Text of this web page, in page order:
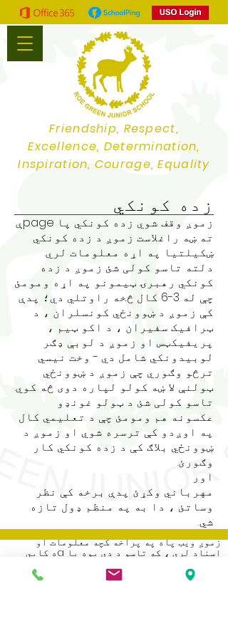
Friendship, Respect,
Excellence, Determination,
Inspiration, Courage, Equality
زده کونکي
زموږ وقف شوي زده کونکي پا pageې
ته ښه راغلاست زموږ د زده کونکي
ښکیلتیا په اړه معلومات لري.
دلته تاسو کولی شئ زموږ د زده
کونکي رهبرۍ ټیمونو په اړه ومومئ
چې له 3-6 کال څخه راوتلي دي؛ پدې
کې زموږ د ښوونځي کونسلران ، د
ټرافیک سفیران ، د اکو ټیم ،
پریفیکټس او زموږ د لوبې ډګر
لوبیدونکي شامل دي - وخت نیسي
ترڅو وګوري چې زموږ د ښوونځي
ټولنې لا ښه کولو لپاره دوی څه کوي.
تاسو کولی شئ د ټولو غونډو
عکسونه هم ومومئ چې د تعلیمي کال
په اوږدو کې ترسره شوي او زموږ د
ښوونځي بلاګ کې د زده کونکي کار
وګورئ.
اور
مهرباني وکړئ پدې برخه کې نظر
وساتئ ، دا به په منظم ډول تازه
شي.
زموږ ویب پاه په پراخه کچه معلومات او
اسناد لري ، که تاسو د دې یوه پا aه کاپي
اړیکه ونیسئ.